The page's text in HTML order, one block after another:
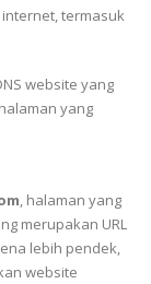
termasuk
website yang
yang
, halaman yang
merupakan URL
lebih pendek,
website